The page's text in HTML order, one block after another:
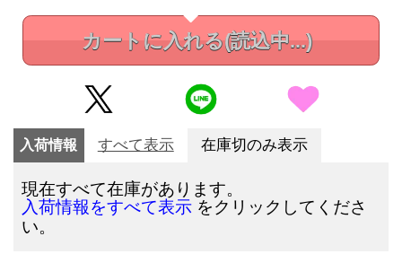
カートに入れる(読込中...)
入荷情報 すべて表示 在庫切のみ表示
現在すべて在庫があります。
入荷情報をすべて表示 をクリックしてくださ
い。